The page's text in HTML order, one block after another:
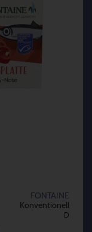
FONTAINE
Konventionell
D